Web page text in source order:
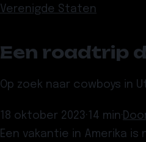
Verenigde Staten
Een roadtrip
Op zoek naar cowboys in
18 oktober 2023· 14 min·
Een vakantie in Amerika